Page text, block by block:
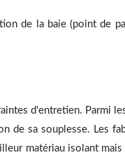
de la baie (point de
d'entretien. Parmi
de sa souplesse. Les
matériau isolant